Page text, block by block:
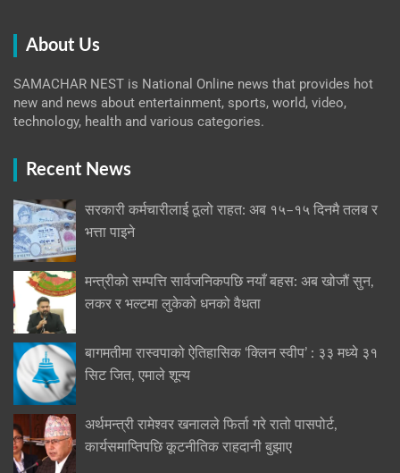
About Us
SAMACHAR NEST is National Online news that provides hot
new and news about entertainment, sports, world, video,
technology, health and various categories.
Recent News
सरकारी कर्मचारीलाई ठूलो राहत: अब १५–१५ दिनमै तलब र
भत्ता पाइने
मन्त्रीको सम्पत्ति सार्वजनिकपछि नयाँ बहस: अब खोजौं सुन,
लकर र भल्टमा लुकेको धनको वैधता
बागमतीमा रास्वपाको ऐतिहासिक ‘क्लिन स्वीप’ : ३३ मध्ये ३१
सिट जित, एमाले शून्य
अर्थमन्त्री रामेश्वर खनालले फिर्ता गरे रातो पासपोर्ट,
कार्यसमाप्तिपछि कूटनीतिक राहदानी बुझाए